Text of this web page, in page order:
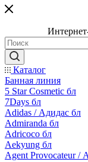
Каталог
Банная линия
5 Star Cosmetic бл
7Days бл
Adidas / Адидас бл
Admiranda бл
Adricoco бл
Aekyung бл
Agent Provocateur /